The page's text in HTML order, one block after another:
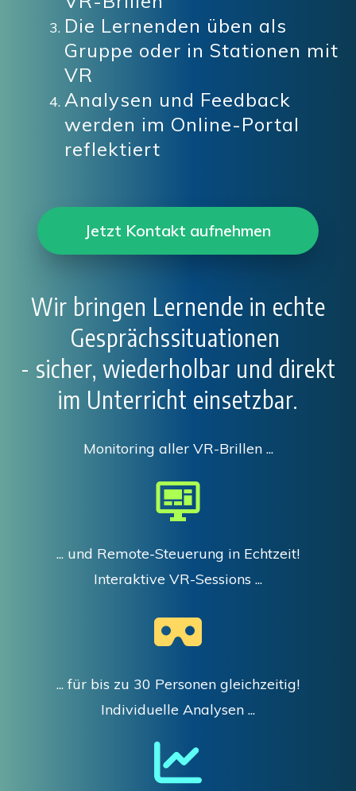
Die Lernenden üben als
Gruppe oder in Stationen mit
VR
Analysen und Feedback
werden im Online-Portal
reflektiert
Jetzt Kontakt aufnehmen
Wir bringen Lernende in echte
Gesprächssituationen
- sicher, wiederholbar und direkt
im Unterricht einsetzbar.
Monitoring aller VR-Brillen ...
... und Remote-Steuerung in Echtzeit!
Interaktive VR-Sessions ...
... für bis zu 30 Personen gleichzeitig!
Individuelle Analysen ...